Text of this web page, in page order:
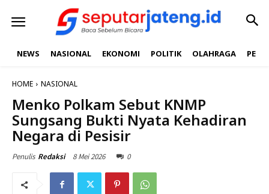
NEWS NASIONAL EKONOMI POLITIK OLAHRAGA
HOME NASIONAL
Menko Polkam Sebut KNMP
Sungsang Bukti Nyata Kehadiran
Negara di Pesisir
Penulis Redaksi 8 Mei 2026 0